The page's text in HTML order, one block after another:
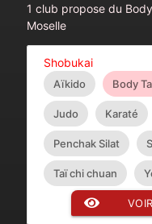
1 club propose du
Moselle
Shobukai
Aïkido Body
Judo Karaté
Penchak Silat
Taï chi chuan